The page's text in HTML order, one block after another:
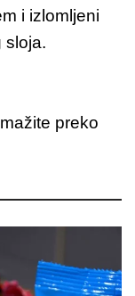
i izlomljeni
sloja.
preko